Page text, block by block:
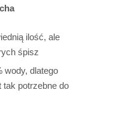
ilość, ale
śpisz
wody, dlatego
tak potrzebne do